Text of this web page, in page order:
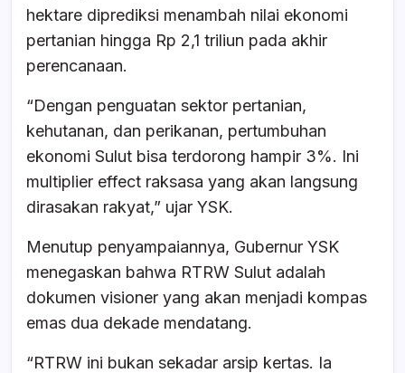
hektare diprediksi menambah nilai ekonomi
pertanian hingga Rp 2,1 triliun pada akhir
perencanaan.
“Dengan penguatan sektor pertanian,
kehutanan, dan perikanan, pertumbuhan
ekonomi Sulut bisa terdorong hampir 3%. Ini
multiplier effect raksasa yang akan langsung
dirasakan rakyat,” ujar YSK.
Menutup penyampaiannya, Gubernur YSK
menegaskan bahwa RTRW Sulut adalah
dokumen visioner yang akan menjadi kompas
emas dua dekade mendatang.
“RTRW ini bukan sekadar arsip kertas. Ia